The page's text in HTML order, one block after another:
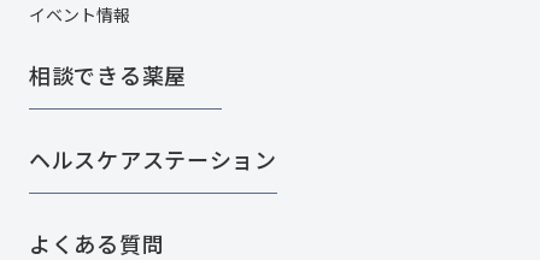
イベント情報
相談できる薬屋
ヘルスケアステーション
よくある質問